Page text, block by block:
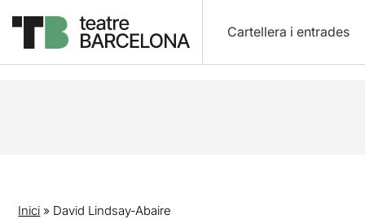
Cartellera i entrades
Inici » David Lindsay-Abaire